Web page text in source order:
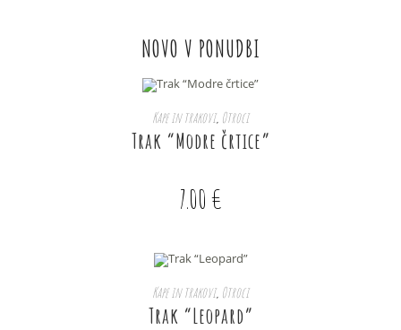
NOVO V PONUDBI
IZBERITE MOŽNOSTI
Kape in trakovi, Otroci
Trak “Modre črtice”
7.00€
IZBERITE MOŽNOSTI
Kape in trakovi, Otroci
Trak “Leopard”